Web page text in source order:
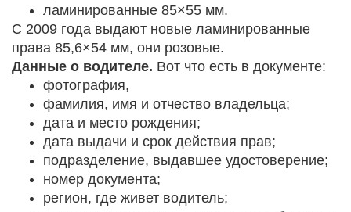
ламинированные 85×55 мм.
С 2009 года выдают новые ламинированные
права 85,6×54 мм, они розовые.
Данные о водителе. Вот что есть в документе:
фотография,
фамилия, имя и отчество владельца;
дата и место рождения;
дата выдачи и срок действия прав;
подразделение, выдавшее удостоверение;
номер документа;
регион, где живет водитель;